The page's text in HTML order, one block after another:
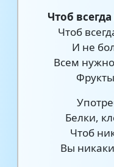
Чтоб
Чтоб
И не
Всем
Белки,
Чтоб
Вы